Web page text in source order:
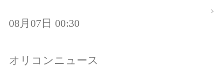
08月07日 00:30
オリコンニュース